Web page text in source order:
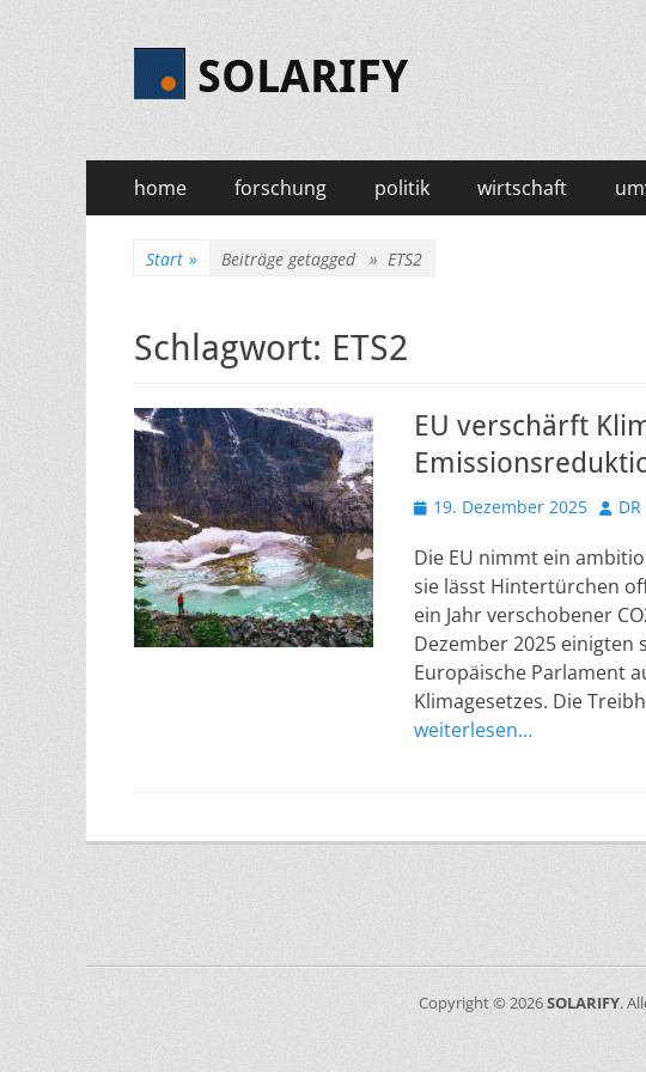
SOLARIFY
Primäres
Menü
Zum
Inhalt
home forschung politik wirtschaft
Start » Beiträge getagged » ETS2
Schlagwort: ETS2
EU verschärft
Veröffentlicht
19. Dezember 2025 Autor
DR
Die EU nimmt ein
sie lässt Hintertürchen
ein Jahr verschobener
Dezember 2025 einigten
Europäische Parlament
Klimagesetzes. Die
weiterlesen…
Copyright © 2026SOLARIFY.